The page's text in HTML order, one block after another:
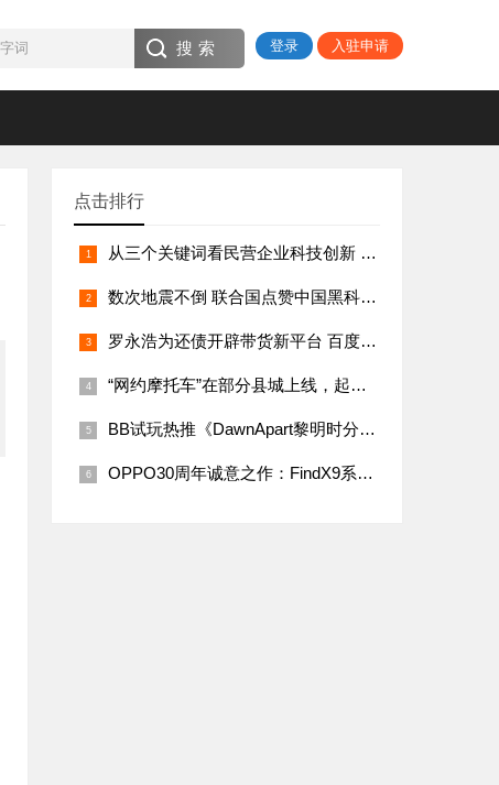
登录 入驻申请
点击排行
从三个关键词看民营企业科技创新 民营经济促进法正式施行
数次地震不倒 联合国点赞中国黑科技，建筑以柔克刚
罗永浩为还债开辟带货新平台 百度的野心罗永浩机会
“网约摩托车”在部分县城上线，起步价五六元
BB试玩热推《DawnApart黎明时分》自动化与殖民模拟玩法全面评测
OPPO30周年诚意之作：FindX9系列PG电子性能大升级